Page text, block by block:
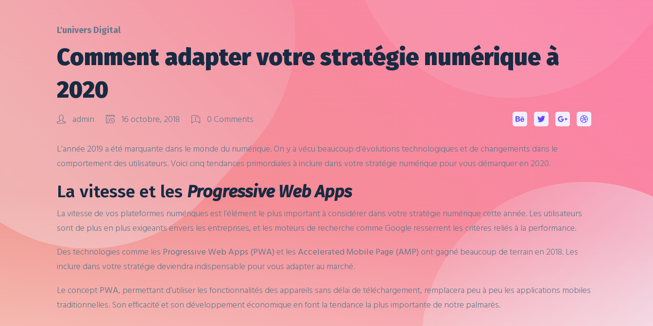
L'univers Digital
Comment adapter votre stratégie numérique à
2020
admin 16 octobre, 2018 0 Comments
L’année 2019 a été marquante dans le monde du numérique. On y a vécu beaucoup d’évolutions technologiques et de changements dans le
comportement des utilisateurs. Voici cinq tendances primordiales à inclure dans votre stratégie numérique pour vous démarquer en 2020.
La vitesse et les Progressive Web Apps
La vitesse de vos plateformes numériques est l’élément le plus important à considérer dans votre stratégie numérique cette année. Les utilisateurs
sont de plus en plus exigeants envers les entreprises, et les moteurs de recherche comme Google resserrent les critères reliés à la performance.
Des technologies comme les Progressive Web Apps (PWA)et lesAccelerated Mobile Page (AMP) ont gagné beaucoup de terrain en 2018. Les
inclure dans votre stratégie deviendra indispensable pour vous adapter au marché.
Le conceptPWA, permettant d’utiliser les fonctionnalités des appareils sans délai de téléchargement, remplacera peu à peu les applications mobiles
traditionnelles. Son efficacité et son développement économique en font la tendance la plus importante de notre palmarès.